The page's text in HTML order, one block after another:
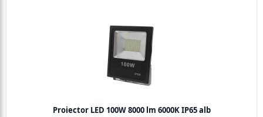
Proiector LED 100W 8000 lm 6000K IP65 alb